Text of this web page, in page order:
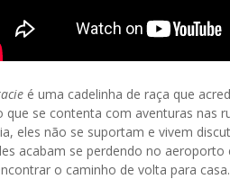
é uma cadelinha de raça que
que se contenta com aventuras nas
eles não se suportam e vivem
acabam se perdendo no
o caminho de volta para casa.